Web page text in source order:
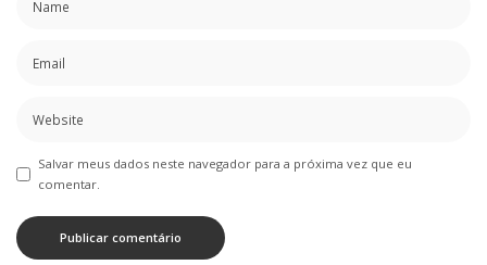
Salvar meus dados neste navegador para a próxima vez que eu
comentar.